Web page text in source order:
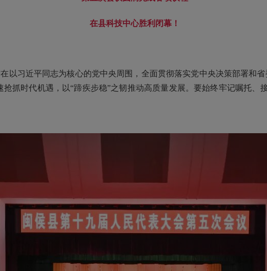
在县科技中心胜利闭幕！
习近平同志为核心的党中央周围，全面贯彻落实党中央决策部署和省
抓时代机遇，以“蹄疾步稳”之韧推动高质量发展。要始终牢记嘱托、